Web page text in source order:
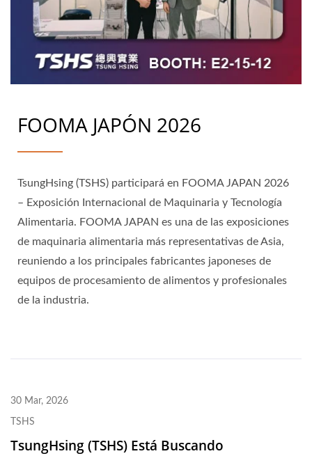
FOOMA JAPÓN 2026
TsungHsing (TSHS) participará en FOOMA JAPAN 2026
– Exposición Internacional de Maquinaria y Tecnología
Alimentaria. FOOMA JAPAN es una de las exposiciones
de maquinaria alimentaria más representativas de Asia,
reuniendo a los principales fabricantes japoneses de
equipos de procesamiento de alimentos y profesionales
de la industria.
30 Mar, 2026
TSHS
TsungHsing (TSHS) Está Buscando